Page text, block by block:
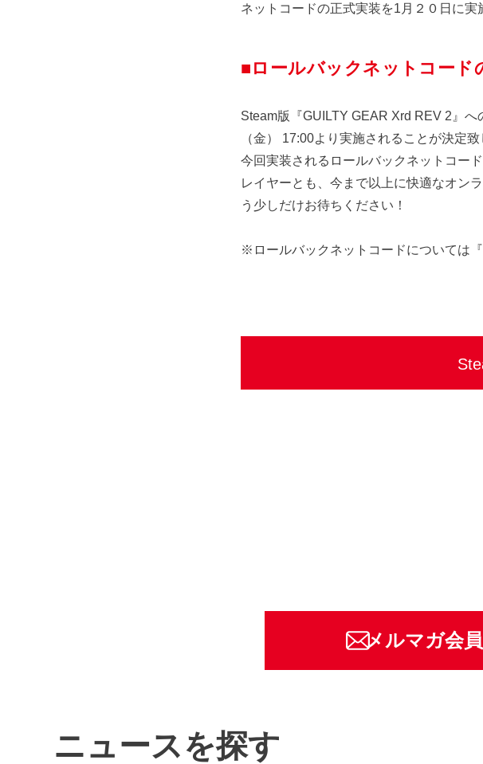
ネットコードの正式実装を1月２０日に実
■ロールバックネットコード
Steam版『GUILTY GEAR Xrd REV 2』
（金） 17:00より実施されることが決定致
今回実装されるロールバックネットコー
レイヤーとも、今まで以上に快適なオン
う少しだけお待ちください！
※ロールバックネットコードについては
メルマガ会
ニュースを探す